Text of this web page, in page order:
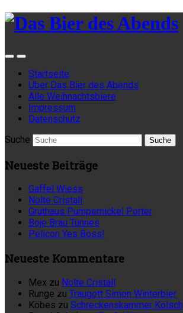
Startseite
Über Das Bier des Abends
Alle Weihnachtsbiere
Impressum
Datenschutz
Suche
Neueste Beiträge
Gaffel Wiess
Nolte Cristall
Gruthaus Pumpernickel Porter
Boje Bräu Tünnes
Pelicon Yes Boss!
Neueste Kommentare
Mex zu Nolte Cristall
Runge zu Traugott Simon Winterbier
Köbes zu Schreckenskammer Kölsch